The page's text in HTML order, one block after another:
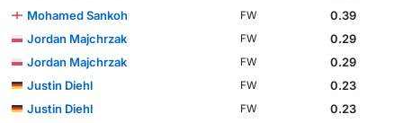
Mohamed Sankoh
FW
0.39
Jordan Majchrzak
FW
0.29
Jordan Majchrzak
FW
0.29
Justin Diehl
FW
0.23
Justin Diehl
FW
0.23